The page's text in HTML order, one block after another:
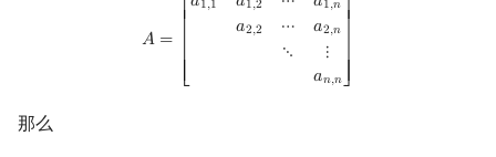
𝐴 =
⎡⎢
⎢
⎢
⎣
𝑎1,1 𝑎1,2 ⋯ 𝑎1,𝑛
𝑎2,2 ⋯ 𝑎2,𝑛
⋱
⋮
𝑎𝑛,𝑛
⎤⎥
⎥
⎥
⎦
那么